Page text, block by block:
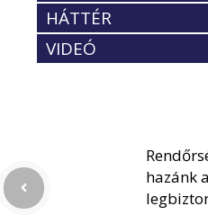
HÁTTÉR
VIDEÓ
hazánk